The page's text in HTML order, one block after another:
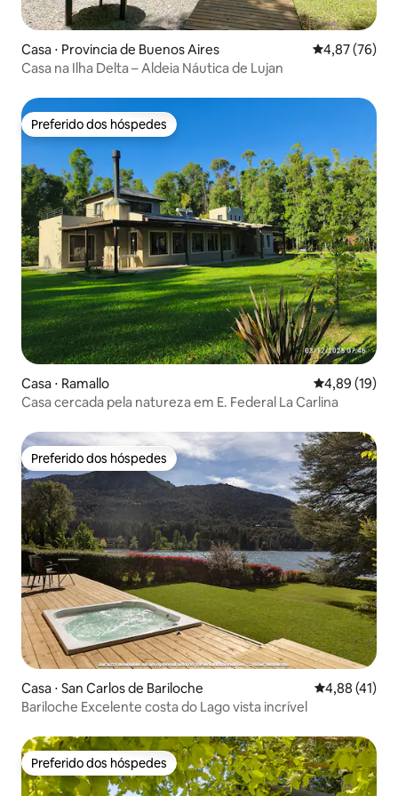
Casa ⋅ Provincia de Buenos Aires 4,87 de uma
4,87 (76)
Casa na Ilha Delta – Aldeia Náutica de Lujan
Preferido dos hóspedes
Preferido dos hóspedes
Casa ⋅ Ramallo 4,89 de uma
4,89 (19)
Casa cercada pela natureza em E. Federal La Carlina
Preferido dos hóspedes
Preferido dos hóspedes
Casa ⋅ San Carlos de Bariloche 4,88 de uma
4,88 (41)
Bariloche Excelente costa do Lago vista incrível
Preferido dos hóspedes
Preferido dos hóspedes